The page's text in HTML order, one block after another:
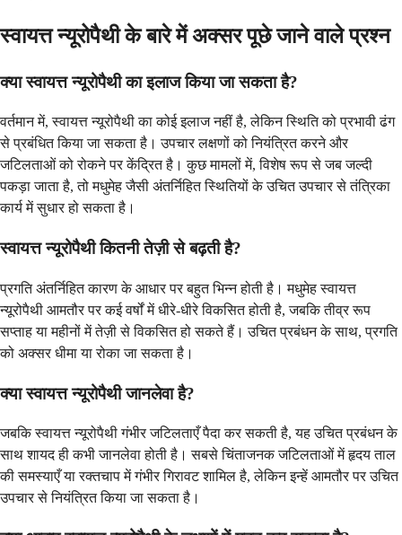
स्वायत्त न्यूरोपैथी के बारे में अक्सर पूछे जाने वाले प्रश्न
क्या स्वायत्त न्यूरोपैथी का इलाज किया जा सकता है?
वर्तमान में, स्वायत्त न्यूरोपैथी का कोई इलाज नहीं है, लेकिन स्थिति को प्रभावी ढंग
से प्रबंधित किया जा सकता है। उपचार लक्षणों को नियंत्रित करने और
जटिलताओं को रोकने पर केंद्रित है। कुछ मामलों में, विशेष रूप से जब जल्दी
पकड़ा जाता है, तो मधुमेह जैसी अंतर्निहित स्थितियों के उचित उपचार से तंत्रिका
कार्य में सुधार हो सकता है।
स्वायत्त न्यूरोपैथी कितनी तेज़ी से बढ़ती है?
प्रगति अंतर्निहित कारण के आधार पर बहुत भिन्न होती है। मधुमेह स्वायत्त
न्यूरोपैथी आमतौर पर कई वर्षों में धीरे-धीरे विकसित होती है, जबकि तीव्र रूप
सप्ताह या महीनों में तेज़ी से विकसित हो सकते हैं। उचित प्रबंधन के साथ, प्रगति
को अक्सर धीमा या रोका जा सकता है।
क्या स्वायत्त न्यूरोपैथी जानलेवा है?
जबकि स्वायत्त न्यूरोपैथी गंभीर जटिलताएँ पैदा कर सकती है, यह उचित प्रबंधन के
साथ शायद ही कभी जानलेवा होती है। सबसे चिंताजनक जटिलताओं में हृदय ताल
की समस्याएँ या रक्तचाप में गंभीर गिरावट शामिल है, लेकिन इन्हें आमतौर पर उचित
उपचार से नियंत्रित किया जा सकता है।